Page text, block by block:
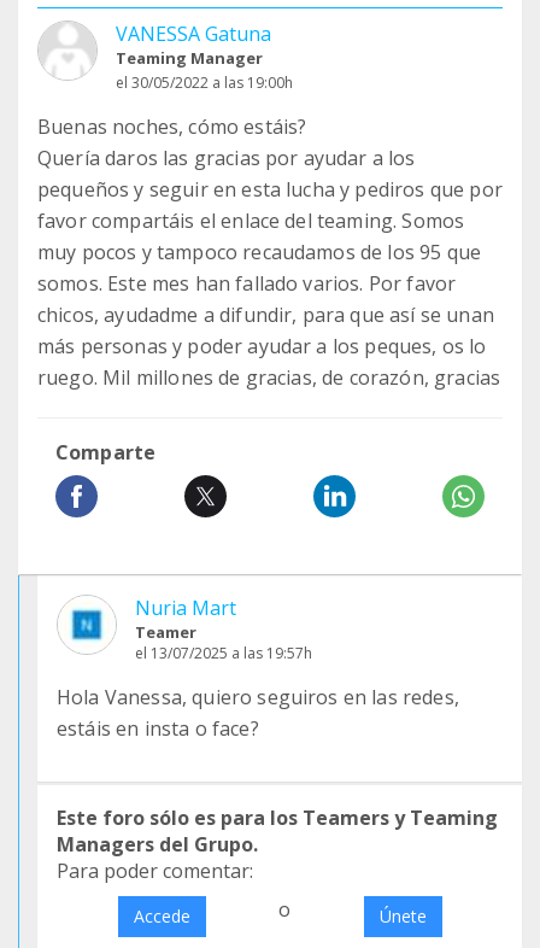
VANESSA Gatuna
Teaming Manager
el 30/05/2022 a las 19:00h
Buenas noches, cómo estáis?
Quería daros las gracias por ayudar a los
pequeños y seguir en esta lucha y pediros que por
favor compartáis el enlace del teaming. Somos
muy pocos y tampoco recaudamos de los 95 que
somos. Este mes han fallado varios. Por favor
chicos, ayudadme a difundir, para que así se unan
más personas y poder ayudar a los peques, os lo
ruego. Mil millones de gracias, de corazón, gracias
Comparte
Nuria Mart
Teamer
el 13/07/2025 a las 19:57h
Hola Vanessa, quiero seguiros en las redes,
estáis en insta o face?
Este foro sólo es para los Teamers y Teaming
Managers del Grupo.
Para poder comentar:
Accede o Únete